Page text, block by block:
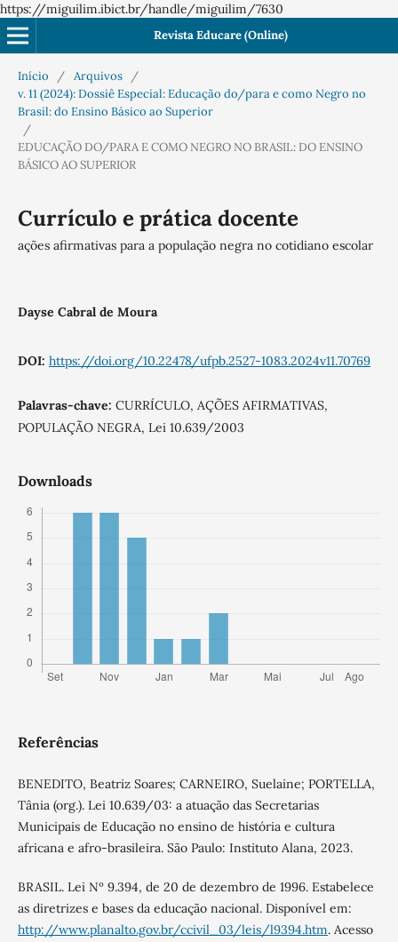
https://miguilim.ibict.br/handle/miguilim/7630
Revista Educare (Online)
Início / Arquivos
/
v. 11 (2024): Dossiê Especial: Educação do/para e como Negro no
Brasil: do Ensino Básico ao Superior
/
EDUCAÇÃO DO/PARA E COMO NEGRO NO BRASIL: DO ENSINO
BÁSICO AO SUPERIOR
Currículo e prática docente
ações afirmativas para a população negra no cotidiano escolar
Dayse Cabral de Moura
DOI: https://doi.org/10.22478/ufpb.2527-1083.2024v11.70769
Palavras-chave: CURRÍCULO, AÇÕES AFIRMATIVAS,
POPULAÇÃO NEGRA, Lei 10.639/2003
Downloads
Referências
BENEDITO, Beatriz Soares; CARNEIRO, Suelaine; PORTELLA,
Tânia (org.). Lei 10.639/03: a atuação das Secretarias
Municipais de Educação no ensino de história e cultura
africana e afro-brasileira. São Paulo: Instituto Alana, 2023.
BRASIL. Lei Nº 9.394, de 20 de dezembro de 1996. Estabelece
as diretrizes e bases da educação nacional. Disponível em:
http://www.planalto.gov.br/ccivil_03/leis/l9394.htm. Acesso